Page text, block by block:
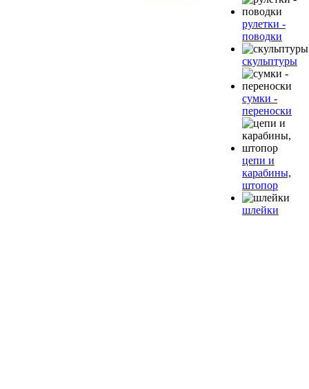
рулетки -
поводки
скульптуры
сумки -
переноски
цепи и
карабины,
штопор
шлейки